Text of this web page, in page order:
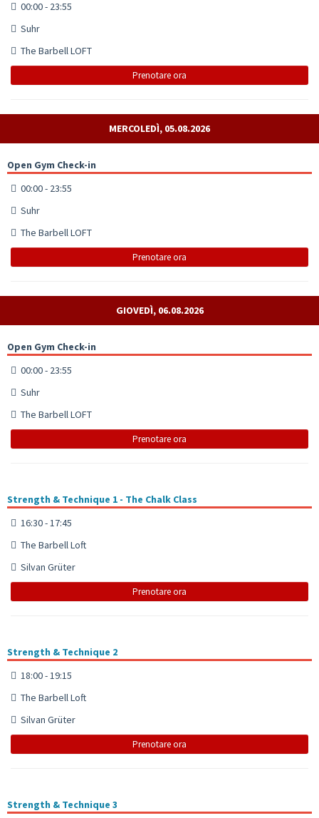
00:00 - 23:55
Suhr
The Barbell LOFT
Prenotare ora
MERCOLEDÌ, 05.08.2026
Open Gym Check-in
00:00 - 23:55
Suhr
The Barbell LOFT
Prenotare ora
GIOVEDÌ, 06.08.2026
Open Gym Check-in
00:00 - 23:55
Suhr
The Barbell LOFT
Prenotare ora
Strength & Technique 1 - The Chalk Class
16:30 - 17:45
The Barbell Loft
Silvan Grüter
Prenotare ora
Strength & Technique 2
18:00 - 19:15
The Barbell Loft
Silvan Grüter
Prenotare ora
Strength & Technique 3